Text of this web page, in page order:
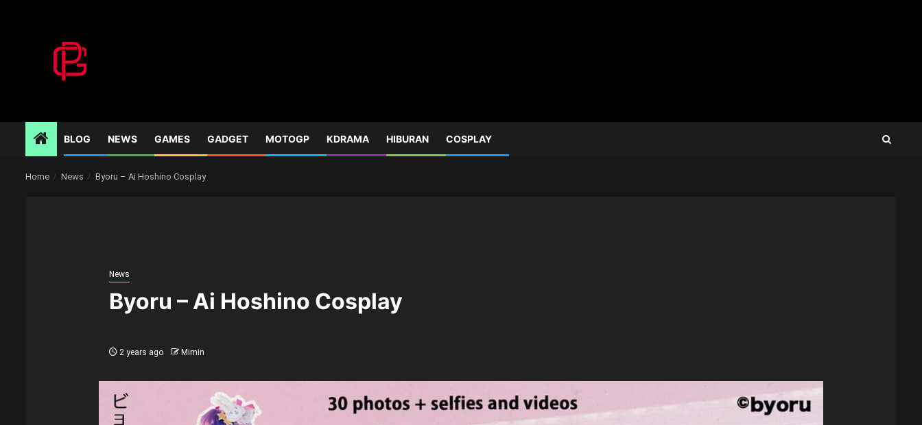
BLOG NEWS GAMES GADGET MOTOGP KDRAMA HIBURAN COSPLAY
Home News Byoru – Ai Hoshino Cosplay
News
Byoru – Ai Hoshino Cosplay
2 years ago Mimin